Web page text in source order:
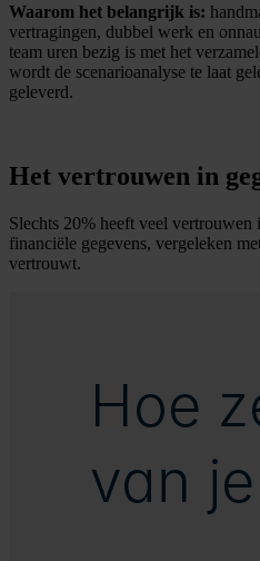
Waarom het belangrijk is:
vertragingen, dubbel werk en
team uren bezig is met het
wordt de scenarioanalyse te laat
geleverd.
Het vertrouwen in
Slechts 20% heeft veel
financiële gegevens, vergeleken
vertrouwt.